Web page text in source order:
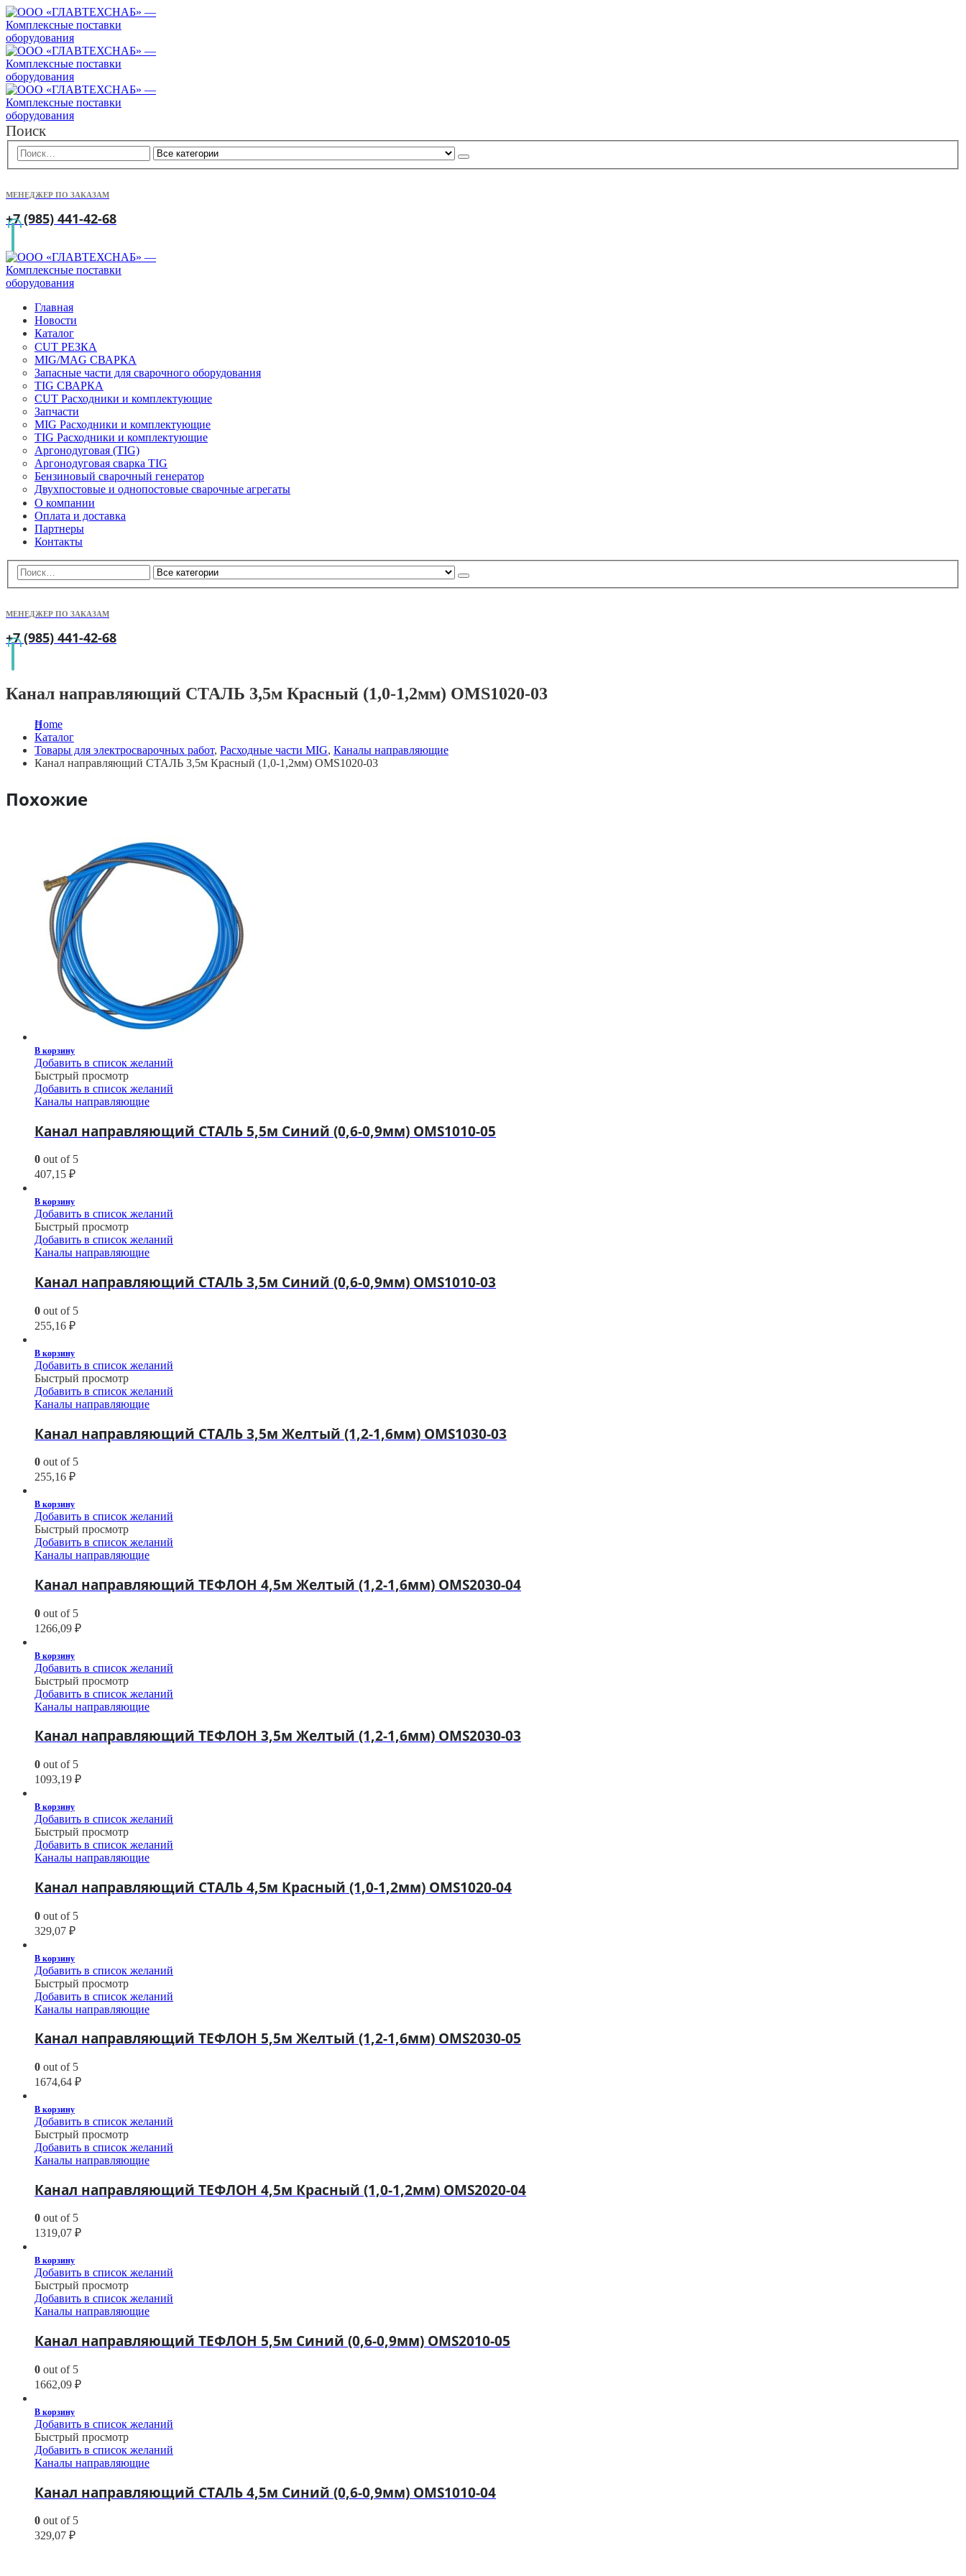
Поиск
МЕНЕДЖЕР ПО ЗАКАЗАМ
+7 (985) 441-42-68
Главная
Новости
Каталог
CUT РЕЗКА
MIG/MAG СВАРКА
Запасные части для сварочного оборудования
TIG СВАРКА
CUT Расходники и комплектующие
Запчасти
MIG Расходники и комплектующие
TIG Расходники и комплектующие
Аргонодуговая (TIG)
Аргонодуговая сварка TIG
Бензиновый сварочный генератор
Двухпостовые и однопостовые сварочные агрегаты
О компании
Оплата и доставка
Партнеры
Контакты
МЕНЕДЖЕР ПО ЗАКАЗАМ
+7 (985) 441-42-68
Канал направляющий СТАЛЬ 3,5м Красный (1,0-1,2мм) OMS1020-03
Home
Каталог
Товары для электросварочных работ, Расходные части MIG, Каналы направляющие
Канал направляющий СТАЛЬ 3,5м Красный (1,0-1,2мм) OMS1020-03
Похожие
В корзину
Добавить в список желаний
Быстрый просмотр
Добавить в список желаний
Каналы направляющие
Канал направляющий СТАЛЬ 5,5м Синий (0,6-0,9мм) OMS1010-05
0 out of 5
407,15 ₽
В корзину
Добавить в список желаний
Быстрый просмотр
Добавить в список желаний
Каналы направляющие
Канал направляющий СТАЛЬ 3,5м Синий (0,6-0,9мм) OMS1010-03
0 out of 5
255,16 ₽
В корзину
Добавить в список желаний
Быстрый просмотр
Добавить в список желаний
Каналы направляющие
Канал направляющий СТАЛЬ 3,5м Желтый (1,2-1,6мм) OMS1030-03
0 out of 5
255,16 ₽
В корзину
Добавить в список желаний
Быстрый просмотр
Добавить в список желаний
Каналы направляющие
Канал направляющий ТЕФЛОН 4,5м Желтый (1,2-1,6мм) OMS2030-04
0 out of 5
1266,09 ₽
В корзину
Добавить в список желаний
Быстрый просмотр
Добавить в список желаний
Каналы направляющие
Канал направляющий ТЕФЛОН 3,5м Желтый (1,2-1,6мм) OMS2030-03
0 out of 5
1093,19 ₽
В корзину
Добавить в список желаний
Быстрый просмотр
Добавить в список желаний
Каналы направляющие
Канал направляющий СТАЛЬ 4,5м Красный (1,0-1,2мм) OMS1020-04
0 out of 5
329,07 ₽
В корзину
Добавить в список желаний
Быстрый просмотр
Добавить в список желаний
Каналы направляющие
Канал направляющий ТЕФЛОН 5,5м Желтый (1,2-1,6мм) OMS2030-05
0 out of 5
1674,64 ₽
В корзину
Добавить в список желаний
Быстрый просмотр
Добавить в список желаний
Каналы направляющие
Канал направляющий ТЕФЛОН 4,5м Красный (1,0-1,2мм) OMS2020-04
0 out of 5
1319,07 ₽
В корзину
Добавить в список желаний
Быстрый просмотр
Добавить в список желаний
Каналы направляющие
Канал направляющий ТЕФЛОН 5,5м Синий (0,6-0,9мм) OMS2010-05
0 out of 5
1662,09 ₽
В корзину
Добавить в список желаний
Быстрый просмотр
Добавить в список желаний
Каналы направляющие
Канал направляющий СТАЛЬ 4,5м Синий (0,6-0,9мм) OMS1010-04
0 out of 5
329,07 ₽